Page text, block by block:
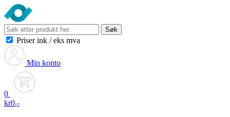
Søk
Priser ink / eks mva
Min konto
0
kr0,-